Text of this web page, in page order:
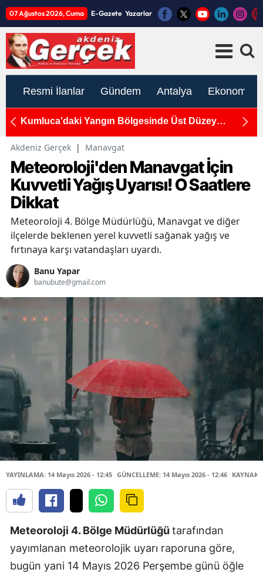
07 Ağustos 2026, Cuma E-Gazete Yazarlar
Resmi İlanlar Gündem Antalya Ekonomi
Döşemealtı'da Otomobil ile Elektrikli Araç
Akdeniz Gerçek | Manavgat
Meteoroloji'den Manavgat İçin
Kuvvetli Yağış Uyarısı! O Saatlere
Dikkat
Meteoroloji 4. Bölge Müdürlüğü, Manavgat ve diğer
ilçelerde beklenen yerel kuvvetli sağanak yağış ve
fırtınaya karşı vatandaşları uyardı.
Banu Yapar
banubute@gmail.com
YAYINLAMA: 14 Mayıs 2026 - 12:45 GÜNCELLEME: 14 Mayıs 2026 - 12:46
Meteoroloji 4. Bölge Müdürlüğütarafından
yayımlanan meteorolojik uyarı raporuna göre,
bugün yani 14 Mayıs 2026 Perşembe günü öğle